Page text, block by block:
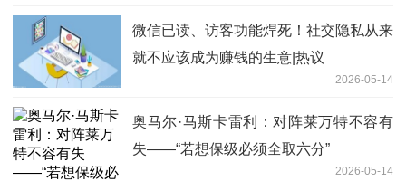
微信已读、访客功能焊死！社交隐私从来
就不应该成为赚钱的生意|热议
2026-05-14
奥马尔·马斯卡雷利：对阵莱万特不容有
失——“若想保级必须全取六分”
2026-05-14